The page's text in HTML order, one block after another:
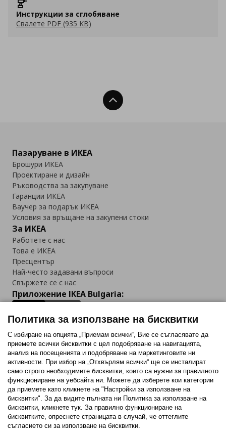
Инструкции за сглобяване
Свалете PDF (935 KB)
Нагоре
Пазаруване в ИКЕА
Брошури ИКЕА
Проектиране и дизайн
Ръководства за закупуване
Гаранции ИКЕА
Ваучер за подарък ИКЕА
Условия за връщане на закупени стоки
За ИКЕА
Работете с нас
Това е ИКЕА
Пресцентър
Най-често задавани въпроси
Свържете се с нас
Приложение IKEA Bulgaria:
Последвайте ни:
FacebookTwitterYoutubePinterestInstagram
Политика за използване на бисквитки (Cookies)
Политика за използване на бисквитки
С избиране на опцията „Приемам всички“, Вие се съгласявате да
приемете всички бисквитки с цел подобряване на навигацията,
анализ на посещенията и подобряване на маркетинговите ни
активности. При избор на „Отхвърлям всички“ ще се инсталират
само строго необходимитe бисквитки, които са нужни за правилното
функциониране на уебсайта ни. Можете да изберете кои категории
да приемете като кликнете на "Настройки за използване на
бисквитки". За да видите пълната ни Политика за използване на
бисквитки, кликнете тук. За правилно функциониране на
бисквитките, опреснете страницата в случай, че оттеглите
съгласието си за използване на бисквитки.